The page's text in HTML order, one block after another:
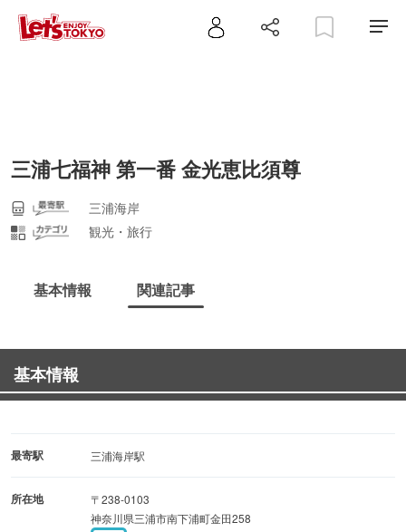
三浦七福神 第一番 金光恵比須尊
三浦海岸
観光・旅行
基本情報 関連記事
基本情報
最寄駅 三浦海岸駅
所在地
〒238-0103
神奈川県三浦市南下浦町金田258